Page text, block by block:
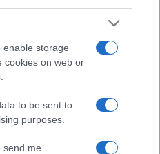
enable storage
cookies on web or
to be sent to
purposes.
send me